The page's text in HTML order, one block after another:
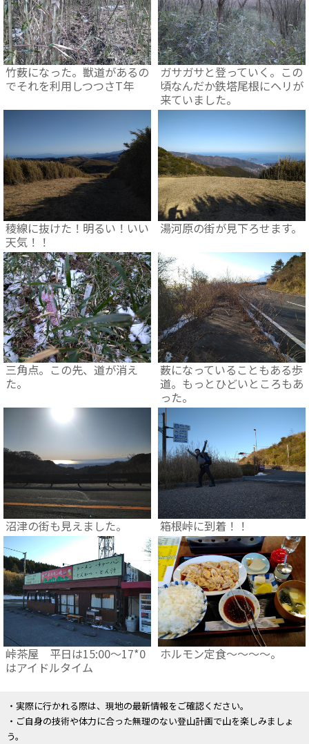
竹薮になった。獣道があるの
でそれを利用しつつさT年
ガサガサと登っていく。この
頃なんだか鉄塔尾根にヘリが
来ていました。
稜線に抜けた！明るい！いい
天気！！
湯河原の街が見下ろせます。
三角点。この先、道が消え
た。
薮になっていることもある歩
道。もっとひどいところもあ
った。
沼津の街も見えました。 箱根峠に到着！！
峠茶屋 平日は15:00～17*0
はアイドルタイム
ホルモン定食～～～～。
・実際に行かれる際は、現地の最新情報をご確認ください。
・ご自身の技術や体力に合った無理のない登山計画で山を楽しみましょ
う。